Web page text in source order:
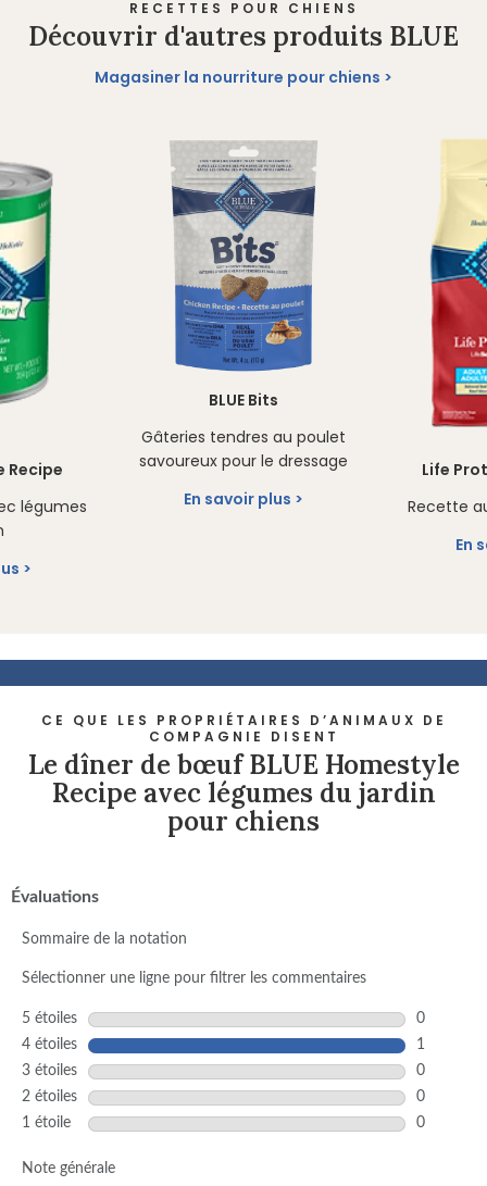
RECETTES POUR CHIENS
Découvrir d'autres produits BLUE
Magasiner la nourriture pour chiens
Recipe
légumes
BLUE Bits
Gâteries tendres au poulet
savoureux pour le dressage
En savoir plus
Life
Recette
En
CE QUE LES PROPRIÉTAIRES D’ANIMAUX DE
COMPAGNIE DISENT
Le dîner de bœuf BLUE Homestyle
Recipe avec légumes du jardin
pour chiens